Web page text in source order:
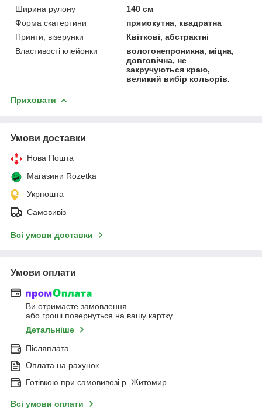
Ширина рулону
140 см
Форма скатертини
прямокутна, квадратна
Принти, візерунки
Квіткові, абстрактні
Властивості клейонки
вологонепроникна, міцна,
довговічна, не
закручуються краю,
великий вибір кольорів.
Приховати
Умови доставки
Нова Пошта
Магазини Rozetka
Укрпошта
Самовивіз
Всі умови доставки
Умови оплати
Ви отримаєте замовлення
або гроші повернуться на вашу картку
Детальніше
Післяплата
Оплата на рахунок
Готівкою при самовивозі р. Житомир
Всі умови оплати